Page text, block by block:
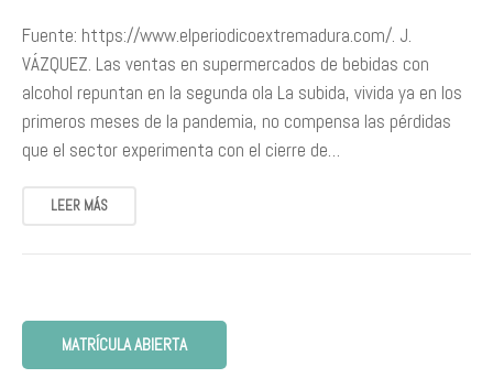
Fuente: https://www.elperiodicoextremadura.com/. J.
VÁZQUEZ. Las ventas en supermercados de bebidas con
alcohol repuntan en la segunda ola La subida, vivida ya en los
primeros meses de la pandemia, no compensa las pérdidas
que el sector experimenta con el cierre de…
LEER MÁS
MATRÍCULA ABIERTA